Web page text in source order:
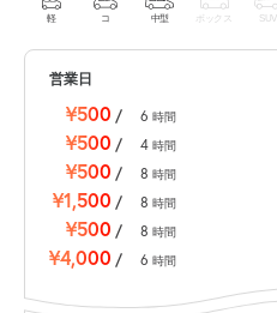
軽 コ 中型 ボックス SUV
営業日
¥500 / 6 時間
¥500 / 4 時間
¥500 / 8 時間
¥1,500 / 8 時間
¥500 / 8 時間
¥4,000 / 6 時間